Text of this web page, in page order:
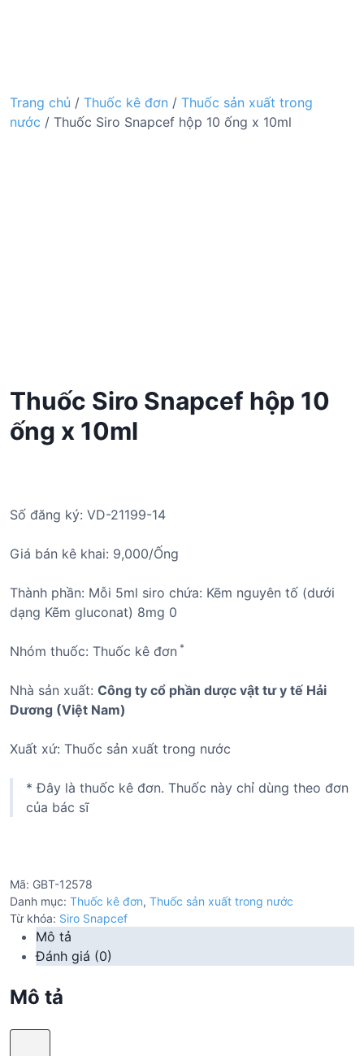
Trang chủ / Thuốc kê đơn / Thuốc sản xuất trong
nước / Thuốc Siro Snapcef hộp 10 ống x 10ml
Thuốc Siro Snapcef hộp 10
ống x 10ml
Số đăng ký: VD-21199-14
Giá bán kê khai: 9,000/Ống
Thành phần: Mỗi 5ml siro chứa: Kẽm nguyên tố (dưới
dạng Kẽm gluconat) 8mg 0
Nhóm thuốc: Thuốc kê đơn *
Nhà sản xuất: Công ty cổ phần dược vật tư y tế Hải
Dương (Việt Nam)
Xuất xứ: Thuốc sản xuất trong nước
* Đây là thuốc kê đơn. Thuốc này chỉ dùng theo đơn
của bác sĩ
Mã: GBT-12578
Danh mục: Thuốc kê đơn, Thuốc sản xuất trong nước
Từ khóa: Siro Snapcef
Mô tả
Đánh giá (0)
Mô tả